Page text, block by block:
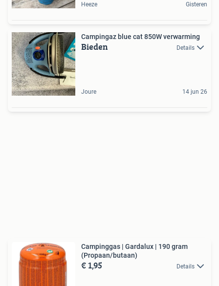
Heeze Gisteren
Campingaz blue cat 850W verwarming
Bieden Details
Joure 14 jun 26
Campinggas | Gardalux | 190 gram
(Propaan/butaan)
€ 1,95 Details